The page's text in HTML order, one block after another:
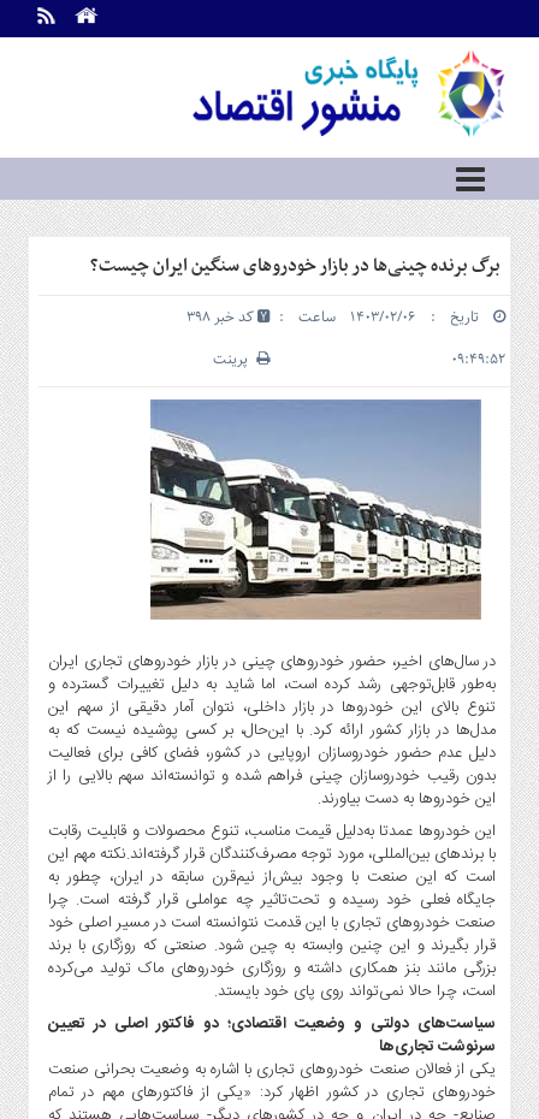
اطلاعات
تماس
ما
درباره
ما
سرویس
ها
بازار
سرمایه
و
بورس
و
شهری
گاز
و
پتروشیمی
و
خودرو
استارت
آپ
و
فن
آوری
بانک
،
بیمه
و
ارز
دیجیتال
کشاورزی
و
صنایع
غذایی
برگ برنده چینی‌ها در بازار خودروهای سنگین ایران چیست؟
تاریخ : ۱۴۰۳/۰۲/۰۶ ساعت :
۰۹:۴۹:۵۲
کد خبر 398
پرینت
در سال‌های اخیر، حضور خودروهای چینی در بازار خودروهای تجاری ایران
به‌طور قابل‌توجهی رشد کرده‌ است، اما شاید به دلیل تغییرات گسترده‌ و
تنوع بالای این خودروها در بازار داخلی، نتوان آمار دقیقی از سهم این
مدل‌ها در بازار کشور ارائه کرد. با این‌حال، بر کسی پوشیده نیست که به
دلیل عدم حضور خودروسازان اروپایی در کشور، فضای کافی برای فعالیت
بدون رقیب خودروسازان چینی فراهم شده و توانسته‌اند سهم بالایی را از
این خودروها به دست بیاورند.
این خودروها عمدتا به‌دلیل قیمت مناسب، تنوع محصولات و قابلیت رقابت
با برندهای بین‌المللی، مورد توجه مصرف‌کنندگان قرار گرفته‌اند.نکته مهم این
است که این صنعت با وجود بیش‌از نیم‌قرن سابقه در ایران، چطور به
جایگاه فعلی خود رسیده و تحت‌تاثیر چه عواملی قرار گرفته است. چرا
صنعت خودروهای تجاری با این قدمت نتوانسته است در مسیر اصلی خود
قرار بگیرند و این چنین وابسته به چین شود. صنعتی که روزگاری با برند
بزرگی مانند بنز همکاری داشته و روزگاری خودروهای ماک تولید می‌کرده
است، چرا حالا نمی‌تواند روی پای خود بایستد.
سیاست‌های دولتی و وضعیت اقتصادی؛ دو فاکتور اصلی در تعیین
سرنوشت تجاری‌ها
یکی از فعالان صنعت خودروهای تجاری با اشاره به وضعیت بحرانی صنعت
خودروهای تجاری در کشور اظهار کرد: «یکی از فاکتورهای مهم در تمام